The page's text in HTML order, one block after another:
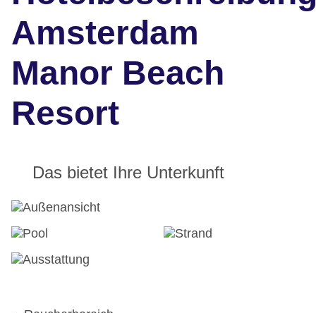
Amsterdam
Manor Beach
Resort
Das bietet Ihre Unterkunft